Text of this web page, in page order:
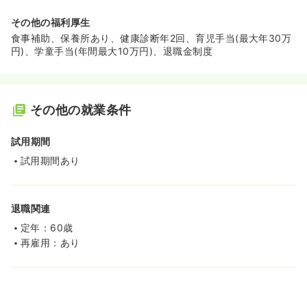
その他の福利厚生
食事補助、保養所あり、健康診断年2回、育児手当(最大年30万
円)、学童手当(年間最大10万円)、退職金制度
その他の就業条件
試用期間
試用期間あり
退職関連
定年：60歳
再雇用：あり